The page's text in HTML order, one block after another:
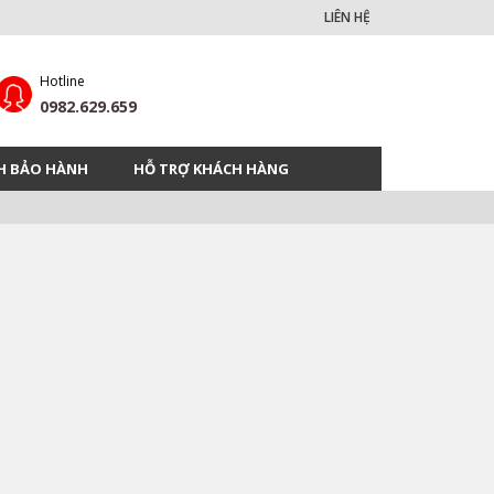
LIÊN HỆ
Hotline
0982.629.659
BẢO HÀNH HỖ TRỢ KHÁCH HÀNG